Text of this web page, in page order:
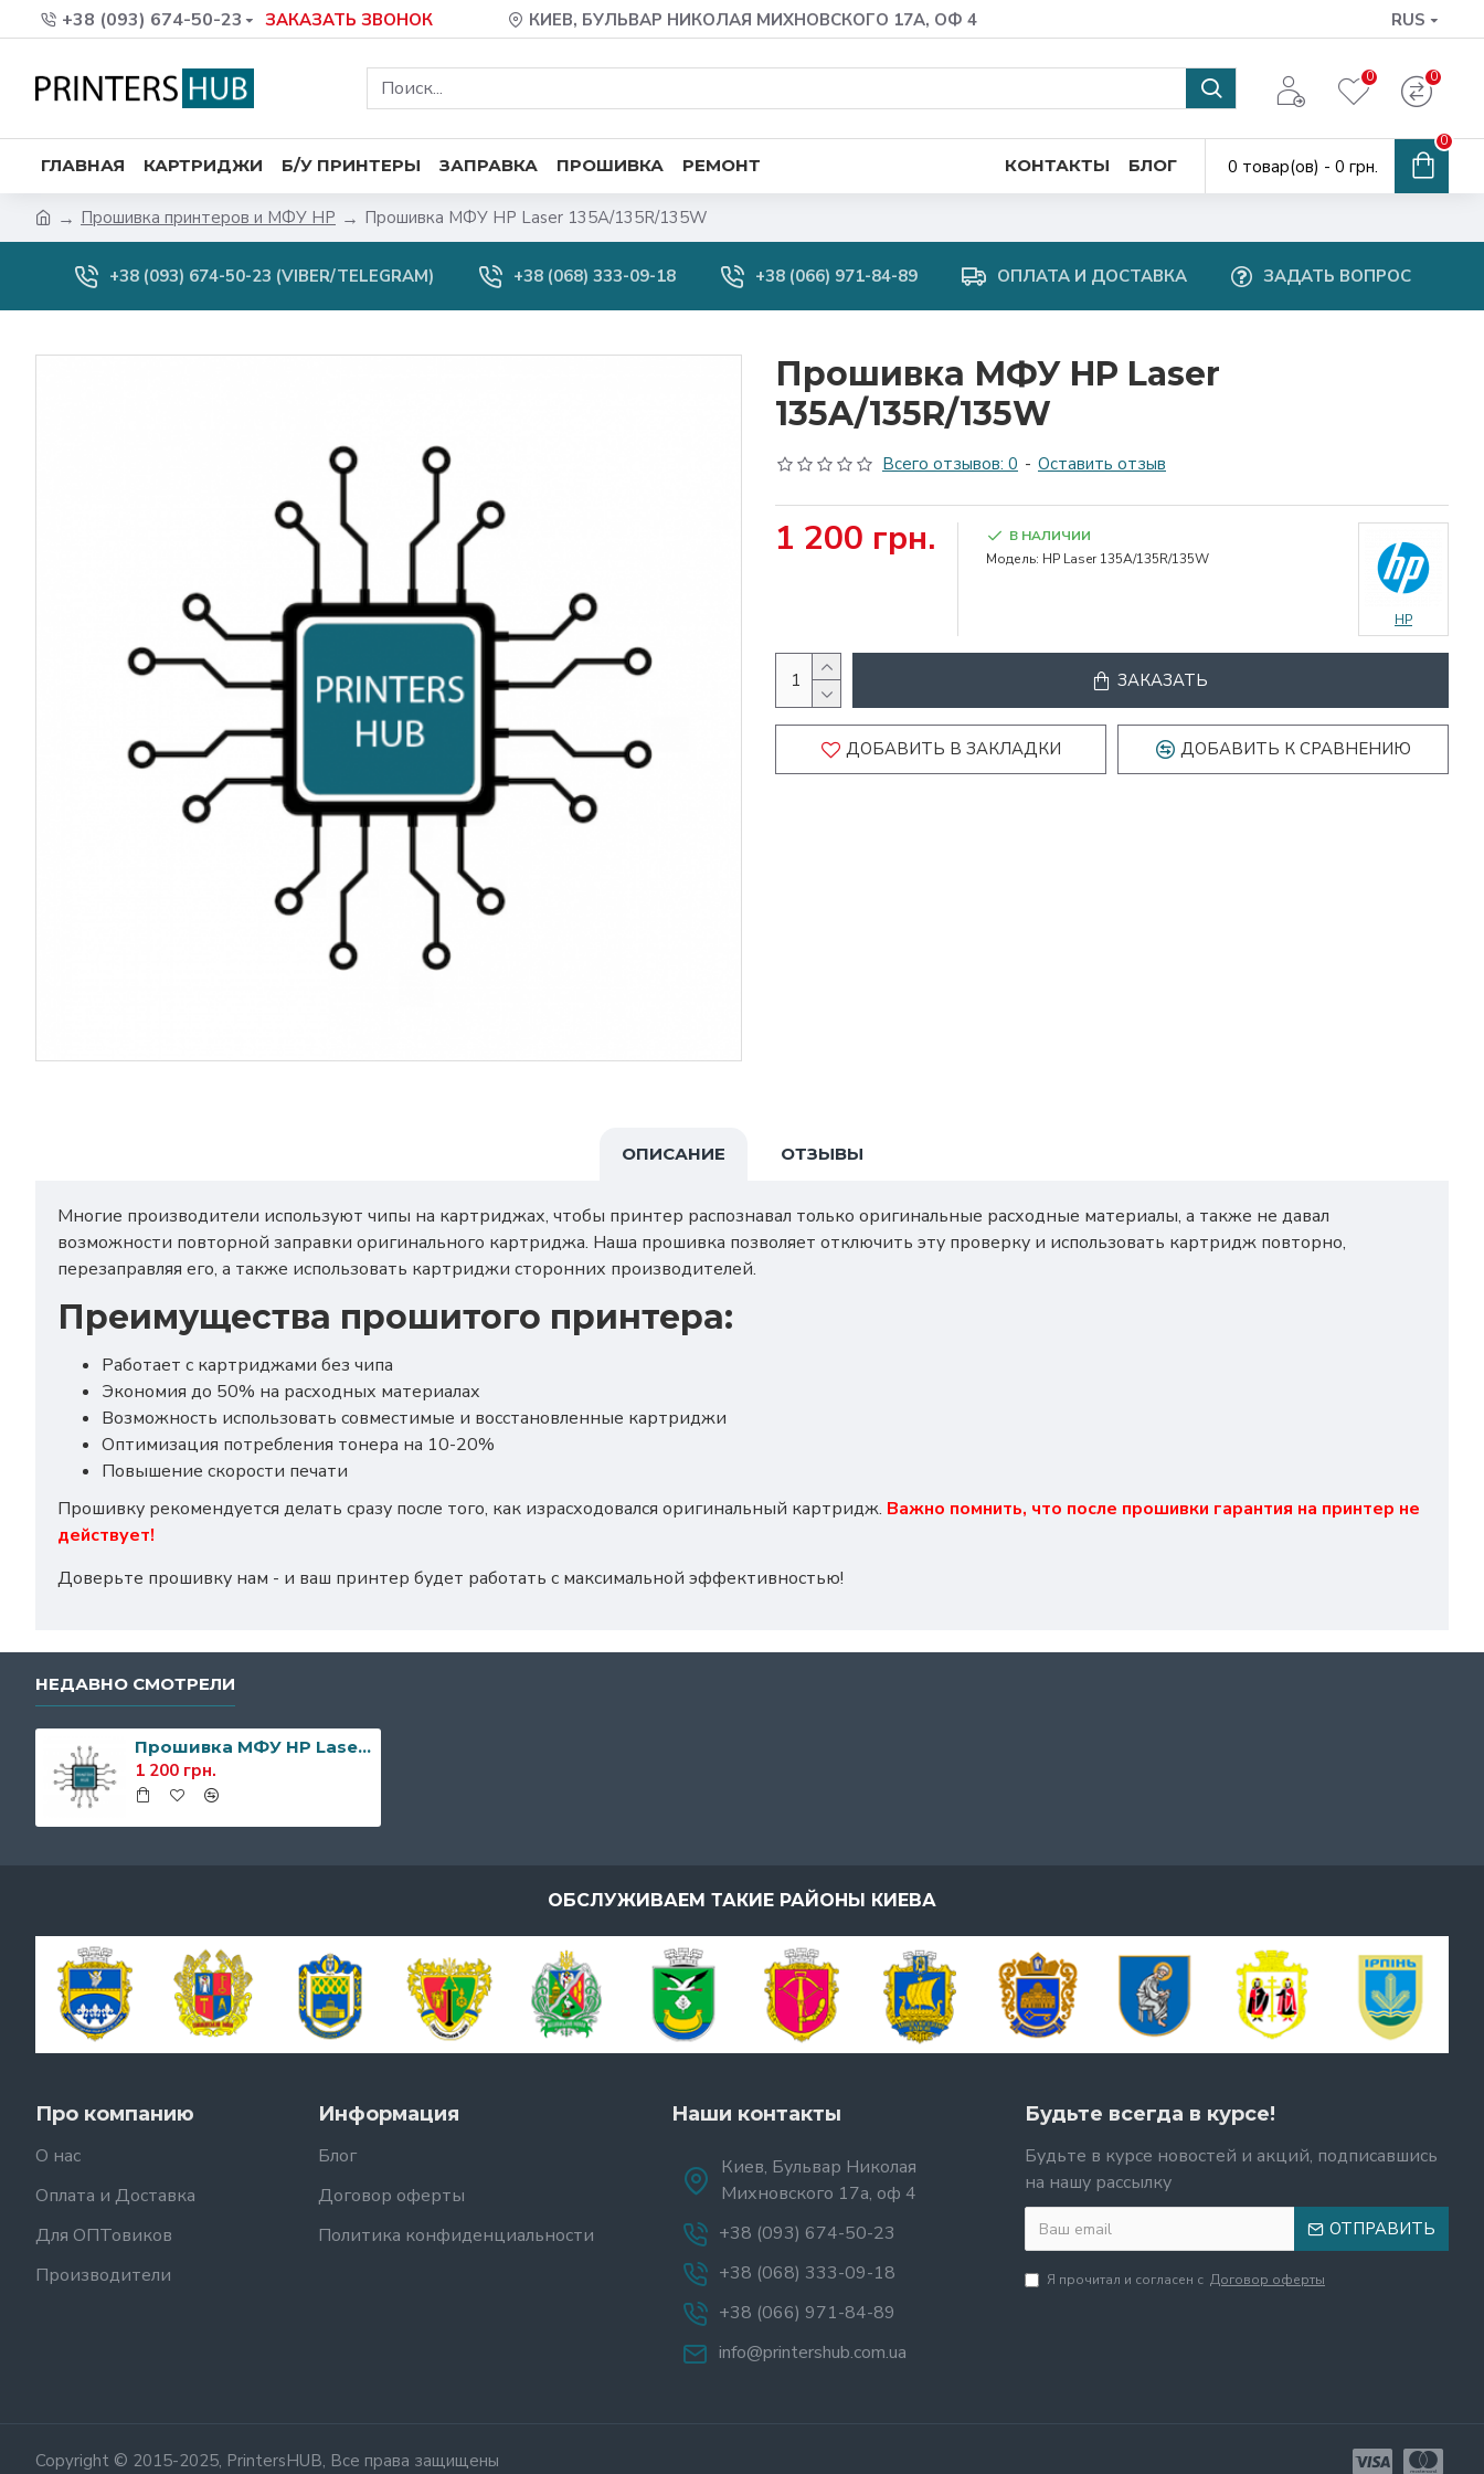
+38 (093) 674-50-23 ЗАКАЗАТЬ ЗВОНОК КИЕВ, БУЛЬВАР НИКОЛАЯ МИХНОВСКОГО 17А, ОФ 4 RUS
0 0
ГЛАВНАЯ КАРТРИДЖИ Б/У ПРИНТЕРЫ ЗАПРАВКА ПРОШИВКА РЕМОНТ КОНТАКТЫ БЛОГ 0 товар(ов) - 0 грн.
0
Прошивка принтеров и МФУ HP Прошивка МФУ HP Laser 135A/135R/135W
+38 (093) 674-50-23 (VIBER/TELEGRAM) +38 (068) 333-09-18 +38 (066) 971-84-89 ОПЛАТА И ДОСТАВКА ЗАДАТЬ ВОПРОС
Прошивка МФУ HP Laser
135A/135R/135W
Всего отзывов: 0 - Оставить отзыв
1 200 грн.
В НАЛИЧИИ
Модель: HP Laser 135A/135R/135W
HP
ЗАКАЗАТЬ
ДОБАВИТЬ В ЗАКЛАДКИ ДОБАВИТЬ К СРАВНЕНИЮ
ОПИСАНИЕ ОТЗЫВЫ
Многие производители используют чипы на картриджах, чтобы принтер распознавал только оригинальные расходные материалы, а также не давал
возможности повторной заправки оригинального картриджа. Наша прошивка позволяет отключить эту проверку и использовать картридж повторно,
перезаправляя его, а также использовать картриджи сторонних производителей.
Преимущества прошитого принтера:
Работает с картриджами без чипа
Экономия до 50% на расходных материалах
Возможность использовать совместимые и восстановленные картриджи
Оптимизация потребления тонера на 10-20%
Повышение скорости печати
Прошивку рекомендуется делать сразу после того, как израсходовался оригинальный картридж. Важно помнить, что после прошивки гарантия на принтер не
действует!
Доверьте прошивку нам - и ваш принтер будет работать с максимальной эффективностью!
НЕДАВНО СМОТРЕЛИ
Прошивка МФУ HP Laser 135A/135R/135W
1 200 грн.
ОБСЛУЖИВАЕМ ТАКИЕ РАЙОНЫ КИЕВА
Про компанию
О нас
Оплата и Доставка
Для ОПТовиков
Производители
Информация
Блог
Договор оферты
Политика конфиденциальности
Наши контакты
Киев, Бульвар Николая
Михновского 17а, оф 4
+38 (093) 674-50-23
+38 (068) 333-09-18
+38 (066) 971-84-89
info@printershub.com.ua
Будьте всегда в курсе!
Будьте в курсе новостей и акций, подписавшись
на нашу рассылку
ОТПРАВИТЬ
Я прочитал и согласен с Договор оферты
Copyright © 2015-2025, PrintersHUB, Все права защищены